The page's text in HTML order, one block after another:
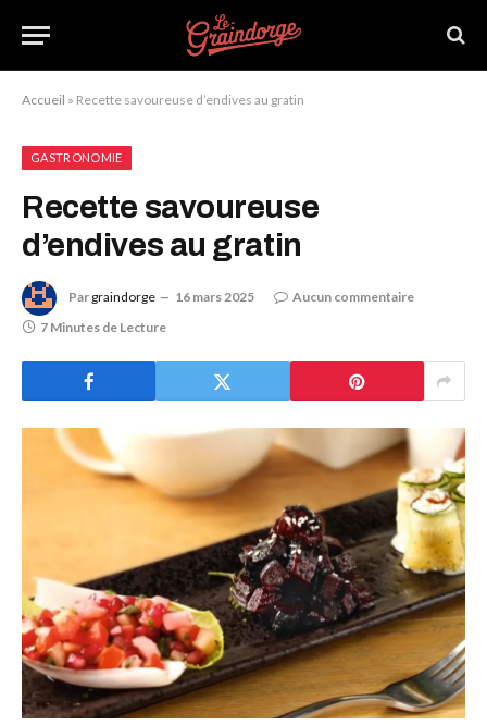
Accueil » Recette savoureuse d’endives au gratin
GASTRONOMIE
Recette savoureuse
d’endives au gratin
Par graindorge 16 mars 2025
Aucun commentaire
7 Minutes de Lecture